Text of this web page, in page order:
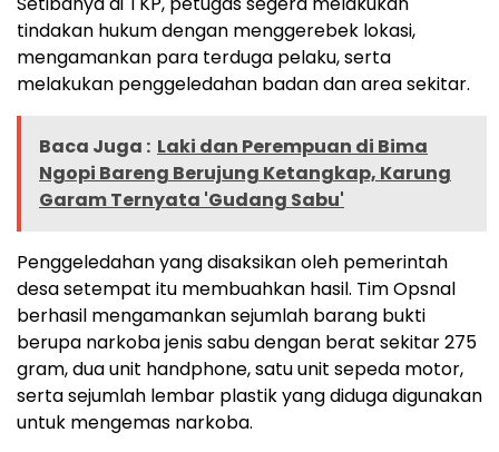
tindakan hukum dengan menggerebek lokasi,
mengamankan para terduga pelaku, serta
melakukan penggeledahan badan dan area sekitar.
Baca Juga : Laki dan Perempuan di Bima
Ngopi Bareng Berujung Ketangkap, Karung
Garam Ternyata 'Gudang Sabu'
Penggeledahan yang disaksikan oleh pemerintah
desa setempat itu membuahkan hasil. Tim Opsnal
berhasil mengamankan sejumlah barang bukti
berupa narkoba jenis sabu dengan berat sekitar 275
gram, dua unit handphone, satu unit sepeda motor,
serta sejumlah lembar plastik yang diduga digunakan
untuk mengemas narkoba.